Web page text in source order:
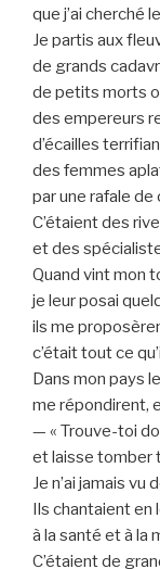
que j’ai cherché
Je partis aux
de grands
de petits morts
des empereurs
d’écailles
des femmes
par une rafale de
C’étaient des
et des
Quand vint mon
je leur posai
ils me
c’était tout ce
Dans mon pays
me répondirent,
— « Trouve-toi
et laisse tomber
Je n’ai jamais vu
Ils chantaient en
à la santé et à la
C’étaient de